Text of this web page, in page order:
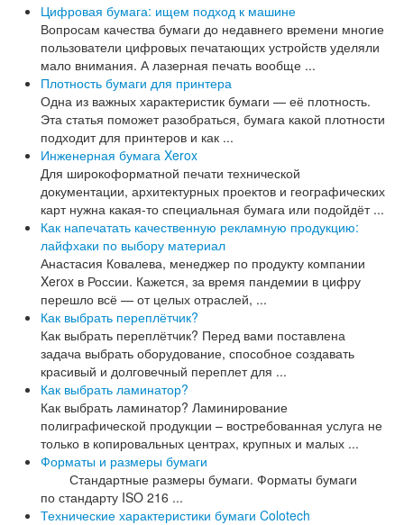
Цифровая бумага: ищем подход к машине
Вопросам качества бумаги до недавнего времени многие
пользователи цифровых печатающих устройств уделяли
мало внимания. А лазерная печать вообще ...
Плотность бумаги для принтера
Одна из важных характеристик бумаги — её плотность.
Эта статья поможет разобраться, бумага какой плотности
подходит для принтеров и как ...
Инженерная бумага Xerox
Для широкоформатной печати технической
документации, архитектурных проектов и географических
карт нужна какая-то специальная бумага или подойдёт ...
Как напечатать качественную рекламную продукцию:
лайфхаки по выбору материал
Анастасия Ковалева, менеджер по продукту компании
Xerox в России. Кажется, за время пандемии в цифру
перешло всё — от целых отраслей, ...
Как выбрать переплётчик?
Как выбрать переплётчик? Перед вами поставлена
задача выбрать оборудование, способное создавать
красивый и долговечный переплет для ...
Как выбрать ламинатор?
Как выбрать ламинатор? Ламинирование
полиграфической продукции – востребованная услуга не
только в копировальных центрах, крупных и малых ...
Форматы и размеры бумаги
Стандартные размеры бумаги. Форматы бумаги
по стандарту ISO 216 ...
Технические характеристики бумаги Colotech